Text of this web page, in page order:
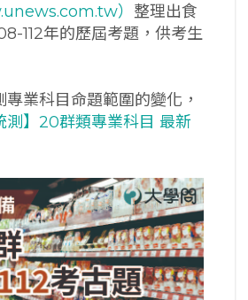
） 整理出食
112年的歷屆考題，供考生
業科目命題範圍的變化，
統測】20群類專業科目 最新